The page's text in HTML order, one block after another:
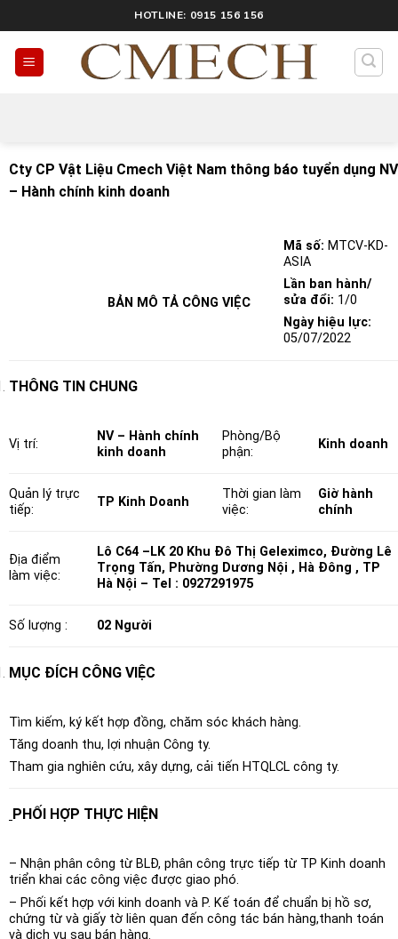
HOTLINE: 0915 156 156
Cty CP Vật Liệu Cmech Việt Nam thông báo tuyển dụng NV
– Hành chính kinh doanh
BẢN MÔ TẢ CÔNG VIỆC
Mã số: MTCV-KD-
ASIA
Lần ban hành/
sửa đổi: 1/0
Ngày hiệu lực:
05/07/2022
THÔNG TIN CHUNG
Vị trí:
NV – Hành chính
kinh doanh
Phòng/Bộ
phận:
Kinh doanh
Quản lý trực
tiếp:
TP Kinh Doanh
Thời gian làm
việc:
Giờ hành
chính
Địa điểm
làm việc:
Lô C64 –LK 20 Khu Đô Thị Geleximco, Đường Lê
Trọng Tấn, Phường Dương Nội , Hà Đông , TP
Hà Nội – Tel : 0927291975
Số lượng : 02 Người
MỤC ĐÍCH CÔNG VIỆC
Tìm kiếm, ký kết hợp đồng, chăm sóc khách hàng.
Tăng doanh thu, lợi nhuận Công ty.
Tham gia nghiên cứu, xây dựng, cải tiến HTQLCL công ty.
PHỐI HỢP THỰC HIỆN
– Nhận phân công từ BLĐ, phân công trực tiếp từ TP Kinh doanh
triển khai các công việc được giao phó.
– Phối kết hợp với kinh doanh và P. Kế toán để chuẩn bị hồ sơ,
chứng từ và giấy tờ liên quan đến công tác bán hàng,thanh toán
và dịch vụ sau bán hàng.